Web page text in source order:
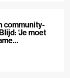
community-
‘Je moet